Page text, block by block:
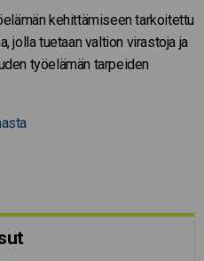
kehittämiseen tarkoitettu
jolla tuetaan valtion virastoja ja
työelämän tarpeiden